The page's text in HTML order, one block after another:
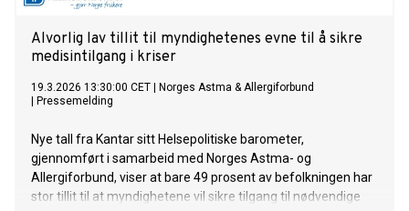
Alvorlig lav tillit til myndighetenes evne til å sikre
medisintilgang i kriser
19.3.2026 13:30:00 CET
Norges Astma & Allergiforbund
Pressemelding
Nye tall fra Kantar sitt Helsepolitiske barometer,
gjennomført i samarbeid med Norges Astma- og
Allergiforbund, viser at bare 49 prosent av befolkningen har
stor tillit til at myndighetene vil sikre tilgang til nødvendige